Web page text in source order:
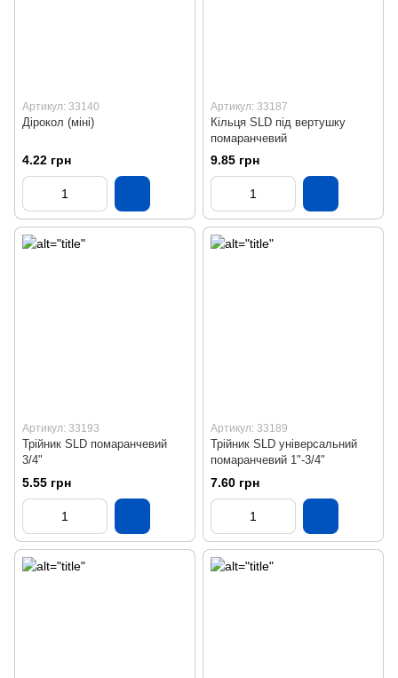
Артикул: 33140
Дірокол (міні)
4.22 грн
Артикул: 33187
Кільця SLD під вертушку
помаранчевий
9.85 грн
Артикул: 33193
Трійник SLD помаранчевий
3/4"
5.55 грн
Артикул: 33189
Трійник SLD універсальний
помаранчевий 1"-3/4"
7.60 грн